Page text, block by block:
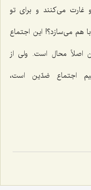
غارت می‌کنند و برای تو
هم می‌سازد؟! این اجتماع
محال است. ولی از
اجتماع ضدّین است،